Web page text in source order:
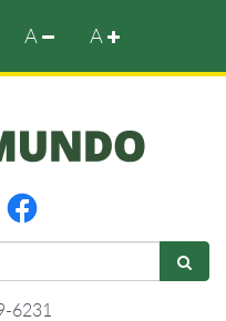
A A
6231